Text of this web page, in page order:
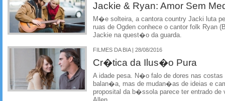
Jackie & Ryan: Amor Sem
M�e solteira, a cantora country Jacki luta
ruas de Ogden conhece o cantor folk Ryan
Jackie na quest�o da guarda.
FILMES DA BIA | 28/08/2016
Cr�tica da Ilus�o Pura
A idade pesa. N�o falo de dores nas
balan�a, mas de mudan�as de ideias e
proposital da b�ssola parece ter entrado de